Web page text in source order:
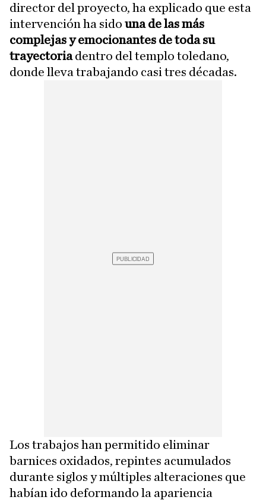
director del proyecto, ha explicado que esta
intervención ha sido una de las más
complejas y emocionantes de toda su
trayectoriadentro del templo toledano,
donde lleva trabajando casi tres décadas.
Los trabajos han permitido eliminar
barnices oxidados, repintes acumulados
durante siglos y múltiples alteraciones que
habían ido deformando la apariencia